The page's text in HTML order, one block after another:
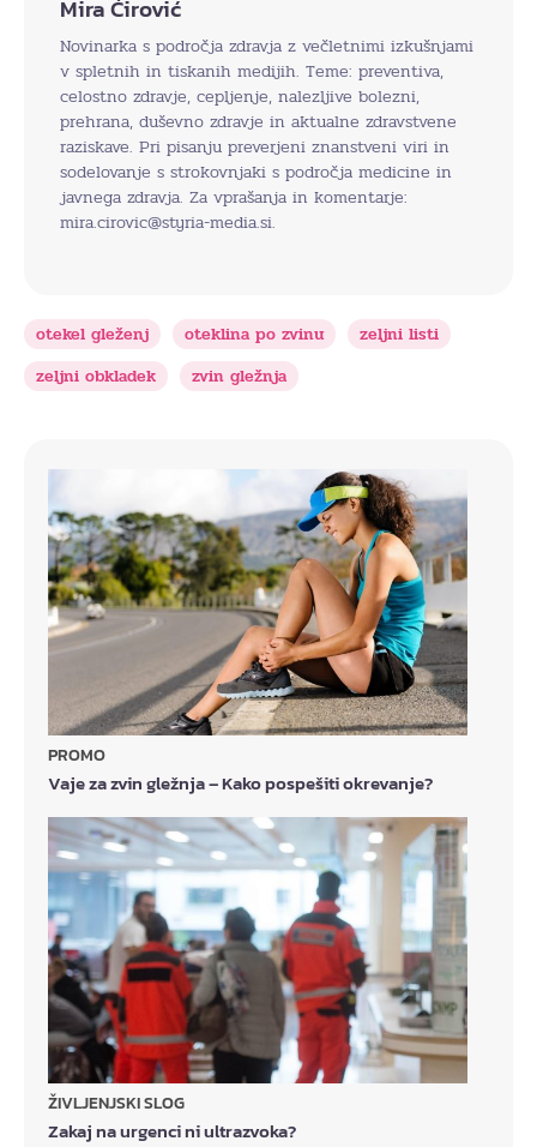
Mira Ćirović
Novinarka s področja zdravja z večletnimi izkušnjami
v spletnih in tiskanih medijih. Teme: preventiva,
celostno zdravje, cepljenje, nalezljive bolezni,
prehrana, duševno zdravje in aktualne zdravstvene
raziskave. Pri pisanju preverjeni znanstveni viri in
sodelovanje s strokovnjaki s področja medicine in
javnega zdravja. Za vprašanja in komentarje:
mira.cirovic@styria-media.si.
otekel gleženj oteklina po zvinu
zeljni listi
zeljni obkladek
zvin gležnja
PROMO
Vaje za zvin gležnja – Kako pospešiti okrevanje?
ŽIVLJENJSKI SLOG
Zakaj na urgenci ni ultrazvoka?